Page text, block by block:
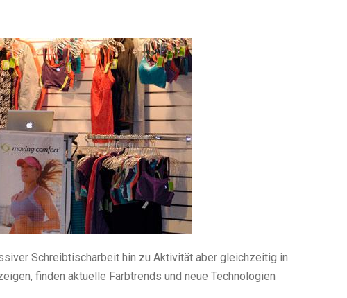
Schreibtischarbeit hin zu Aktivität aber gleichzeitig in
finden aktuelle Farbtrends und neue Technologien